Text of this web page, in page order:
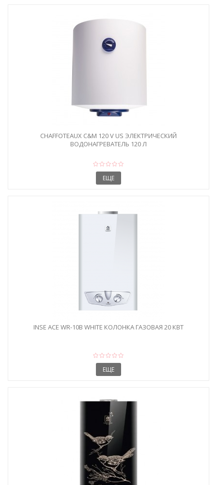
CHAFFOTEAUX C&M 120 V US ЭЛЕКТРИЧЕСКИЙ
ВОДОНАГРЕВАТЕЛЬ 120 Л
ЕЩЕ
INSE ACE WR-10B WHITE КОЛОНКА ГАЗОВАЯ 20 КВТ
ЕЩЕ